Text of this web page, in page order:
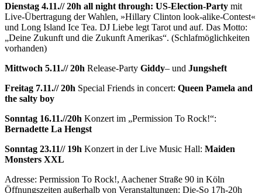
Dienstag 4.11.// 20h all night through: US-Election-Party mit
Live-Übertragung der Wahlen, »Hillary Clinton look-alike-Contest«
und Long Island Ice Tea. DJ Liebe legt Tarot und auf. Das Motto:
„Deine Zukunft und die Zukunft Amerikas“. (Schlafmöglichkeiten
vorhanden)
Mittwoch 5.11.// 20h Release-Party Giddy– und Jungsheft
Freitag 7.11.// 20h Special Friends in concert: Queen Pamela and
the salty boy
Sonntag 16.11.//20h Konzert im „Permission To Rock!“:
Bernadette La Hengst
Sonntag 23.11// 19h Konzert in der Live Music Hall: Maiden
Monsters XXL
Adresse: Permission To Rock!, Aachener Straße 90 in Köln
Öffnungszeiten außerhalb von Veranstaltungen: Die-So 17h-20h